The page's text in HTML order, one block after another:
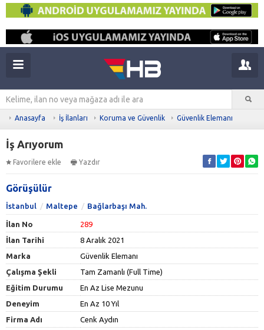
Anasayfa İş İlanları Koruma ve Güvenlik Güvenlik Elemanı
İş Arıyorum
Favorilere ekle Yazdır
Görüşülür
İstanbul Maltepe Bağlarbaşı Mah.
İlan No
289
İlan Tarihi
8 Aralık 2021
Marka
Güvenlik Elemanı
Çalışma Şekli
Tam Zamanlı (Full Time)
Eğitim Durumu
En Az Lise Mezunu
Deneyim
En Az 10 Yıl
Firma Adı
Cenk Aydın